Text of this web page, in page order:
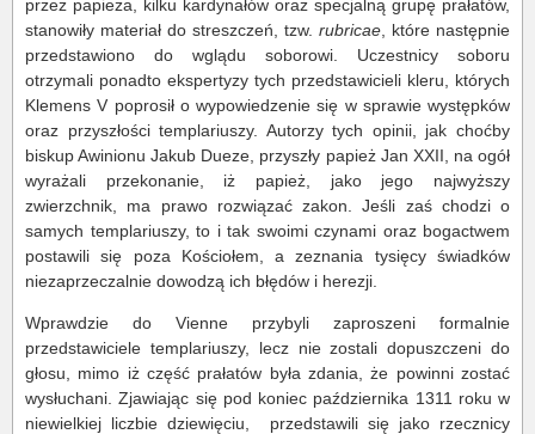
przez papieża, kilku kardynałów oraz specjalną grupę prałatów,
stanowiły materiał do streszczeń, tzw. rubricae , które następnie
przedstawiono do wglądu soborowi. Uczestnicy soboru
otrzymali ponadto ekspertyzy tych przedstawicieli kleru, których
Klemens V poprosił o wypowiedzenie się w sprawie występków
oraz przyszłości templariuszy. Autorzy tych opinii, jak choćby
biskup Awinionu Jakub Dueze, przyszły papież Jan XXII, na ogół
wyrażali przekonanie, iż papież, jako jego najwyższy
zwierzchnik, ma prawo rozwiązać zakon. Jeśli zaś chodzi o
samych templariuszy, to i tak swoimi czynami oraz bogactwem
postawili się poza Kościołem, a zeznania tysięcy świadków
niezaprzeczalnie dowodzą ich błędów i herezji.
Wprawdzie do Vienne przybyli zaproszeni formalnie
przedstawiciele templariuszy, lecz nie zostali dopuszczeni do
głosu, mimo iż część prałatów była zdania, że powinni zostać
wysłuchani. Zjawiając się pod koniec października 1311 roku w
niewielkiej liczbie dziewięciu, przedstawili się jako rzecznicy